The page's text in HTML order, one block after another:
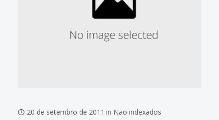
20 de setembro de 2011 in Não indexados